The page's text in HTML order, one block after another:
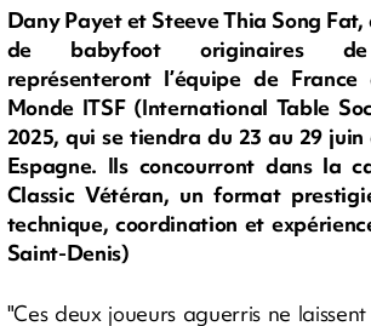
Dany Payet et Steeve Thia Song Fat,
de babyfoot originaires de
représenteront l’équipe de
Monde ITSF (International Table
2025, qui se tiendra du 23 au 29 juin
Espagne. Ils concourront dans la
Classic Vétéran, un format
technique, coordination et
Saint-Denis)
"Ces deux joueurs aguerris ne